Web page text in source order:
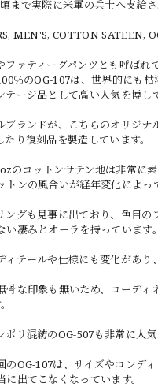
まで実際に米軍の兵士へ支給
MEN'S, COTTON SATEEN,
ァティーグパンツとも呼ばれて
％のOG-107は、世界的にも枯
ージ品として高い人気を博し
ブランドが、こちらのオリジナ
り復刻品を製造しています。
のコットンサテン地は非常に
トンの風合いが経年変化によっ
ングも見事に出ており、色目の
い凄みとオーラを持っています。
ィテールや仕様にも変化があり
骨な印象も無いため、コーディ
ポリ混紡のOG-507も非常に人
のOG-107は、サイズやコンデ
出てこなくなっています。